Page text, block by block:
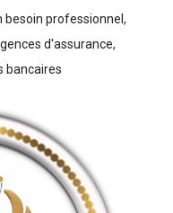
besoin professionnel,
d'assurance,
bancaires